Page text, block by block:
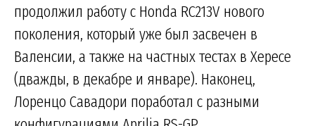
продолжил работу с Honda RC213V нового
поколения, который уже был засвечен в
Валенсии, а также на частных тестах в Хересе
(дважды, в декабре и январе). Наконец,
Лоренцо Савадори поработал с разными